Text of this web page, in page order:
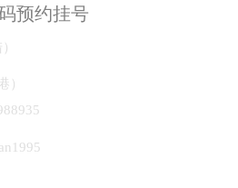
预约挂号
大陆）
）